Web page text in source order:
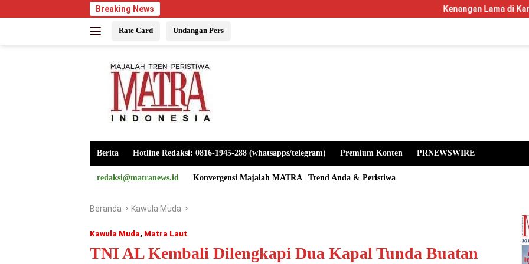
ke
Breaking News Kenangan Lama di Kampus Manglayang:
Rate Card Undangan Pers
Berita Hotline Redaksi: 0816-1945-288 (whatsapps/telegram) Premium Konten PRNEWSWIRE
redaksi@matranews.id Konvergensi Majalah MATRA | Trend Anda & Peristiwa
Beranda Kawula Muda
Kawula Muda, Matra Laut
TNI AL Kembali Dilengkapi Dua Kapal Tunda Buatan